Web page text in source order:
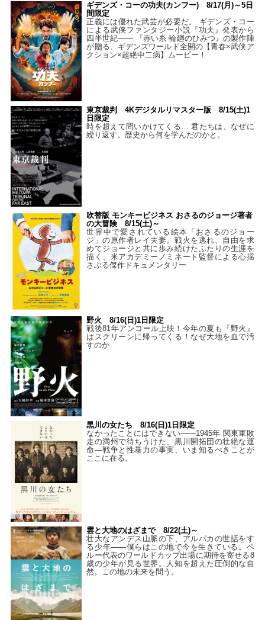
ギデンズ・コーの功夫(カンフー) 8/17(月)～5日
間限定
正義には優れた武芸が必要だ。 ギデンズ・コー
による武侠ファンタジー小説『功夫』発表から
四半世紀―― 『赤い糸 輪廻のひみつ』の製作陣
が贈る、ギデンズワールド全開の【青春×武侠ア
クション×超絶中二病】ムービー！
東京裁判 4Kデジタルリマスター版 8/15(土)1
日限定
時を超えて問いかけてくる… 君たちは、なぜに
繰り返す。歴史から何を学んだのかと。
吹替版 モンキービジネス おさるのジョージ著者
の大冒険 8/15(土)～
世界中で愛されている絵本「おさるのジョー
ジ」の原作者レイ夫妻。戦火を逃れ、自由を求
めてジョージと共に歩み続けたふたりの生涯を
描く、米アカデミーノミネート監督による心揺
さぶる傑作ドキュメンタリー
野火 8/16(日)1日限定
戦後81年アンコール上映！今年の夏も『野火』
はスクリーンに帰ってくる！なぜ大地を血で汚
すのか
黒川の女たち 8/16(日)1日限定
なかったことにはできない——1945年 関東軍敗
走の満州で待ちうけた、黒川開拓団の壮絶な運
命―戦争と性暴力の事実、いま知るべきことが
ここに在る。
雲と大地のはざまで 8/22(土)～
壮大なアンデス山脈の下、アルパカの世話をす
る少年――僕らはこの地で今を生きている。ペ
ルー代表のワールドカップ出場に期待を寄せる8
歳の少年が見る世界。人知を超えた圧倒的な自
然。この地の未来を問う。